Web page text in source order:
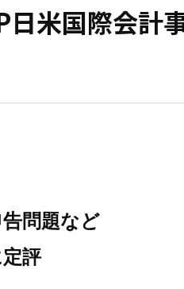
日米国際会計
問題など
評